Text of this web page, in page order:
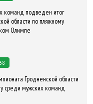
команд подведен итог
области по пляжному
Олимпе
Гродненской области
среди мужских команд